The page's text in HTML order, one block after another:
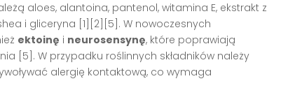
aloes, alantoina, pantenol, witamina E, ekstrakt z
i gliceryna [1][2][5]. W nowoczesnych
ektoinę i neurosensynę, które poprawiają
[5]. W przypadku roślinnych składników należy
alergię kontaktową, co wymaga